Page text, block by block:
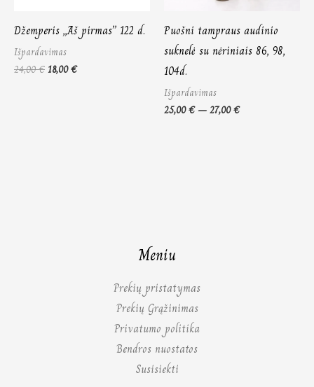
Džemperis „Aš pirmas” 122 d.
Išpardavimas
24,00€18,00€
Puošni tampraus audinio
suknelė su nėriniais 86, 98,
104d.
Išpardavimas
25,00€–27,00€
Meniu
Prekių pristatymas
Prekių Grąžinimas
Privatumo politika
Bendros nuostatos
Susisiekti